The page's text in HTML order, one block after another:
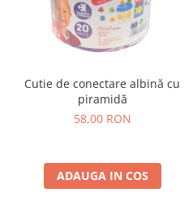
Cutie de conectare albină cu
piramidă
58,00 RON
ADAUGA IN COS